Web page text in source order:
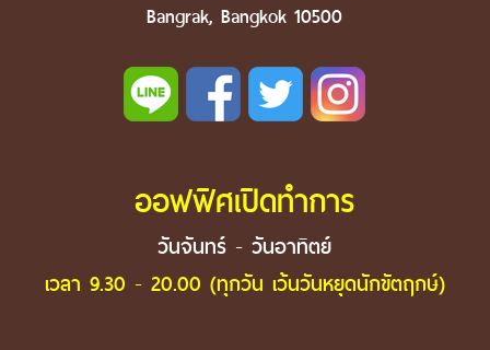
Bangrak, Bangkok 10500
ออฟฟิศเปิดทำการ
วันจันทร์ - วันอาทิตย์
เวลา 9.30 - 20.00 (ทุกวัน เว้นวันหยุดนักขัตฤกษ์)